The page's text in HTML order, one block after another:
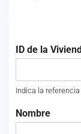
ID de la
Indica la
Nombre